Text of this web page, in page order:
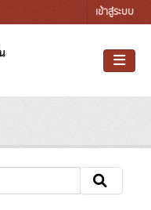
เข้าสู่ระบบ